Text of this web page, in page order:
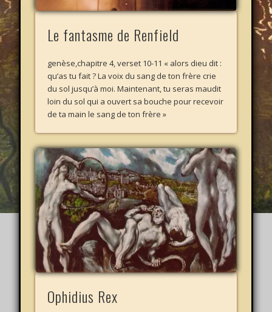
Le fantasme de Renfield
genèse,chapitre 4, verset 10-11 « alors dieu dit :
qu’as tu fait ? La voix du sang de ton frère crie
du sol jusqu’à moi. Maintenant, tu seras maudit
loin du sol qui a ouvert sa bouche pour recevoir
de ta main le sang de ton frère »
Ophidius Rex